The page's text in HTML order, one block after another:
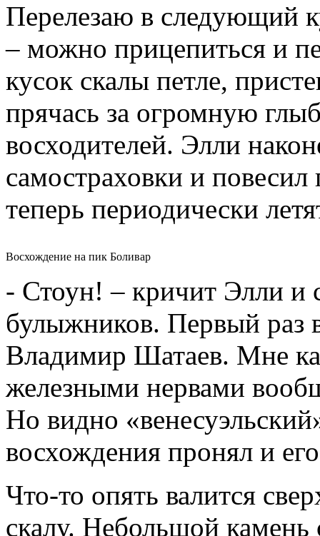
Перелезаю в следующий
– можно прицепиться и
кусок скалы петле,
прячась за огромную
восходителей. Элли
самостраховки и повесил
теперь периодически
Восхождение на пик Боливар
- Стоун! – кричит Элли и
булыжников. Первый раз
Владимир Шатаев. Мне
железными нервами
Но видно
восхождения пронял и
Что-то опять валится
скалу. Небольшой камень